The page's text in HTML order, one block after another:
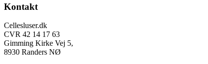
Footer
Kontakt
Cellesluser.dk
CVR 42 14 17 63
Gimming Kirke Vej 5,
8930 Randers NØ